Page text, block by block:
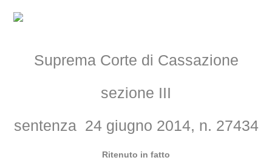
Suprema Corte di Cassazione
sezione III
sentenza 24 giugno 2014, n. 27434
Ritenuto in fatto